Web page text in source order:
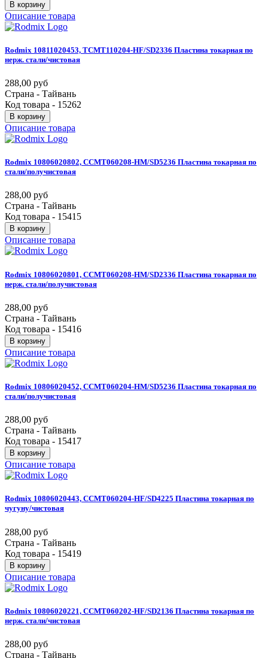
В корзину
Описание товара
Rodmix 10811020453, TCMT110204-HF/SD2336 Пластина токарная по
нерж. стали/чистовая
288,00 руб
Страна - Тайвань
Код товара - 15262
В корзину
Описание товара
Rodmix 10806020802, CCMT060208-HM/SD5236 Пластина токарная по
стали/получистовая
288,00 руб
Страна - Тайвань
Код товара - 15415
В корзину
Описание товара
Rodmix 10806020801, CCMT060208-HM/SD2336 Пластина токарная по
нерж. стали/получистовая
288,00 руб
Страна - Тайвань
Код товара - 15416
В корзину
Описание товара
Rodmix 10806020452, CCMT060204-HM/SD5236 Пластина токарная по
стали/получистовая
288,00 руб
Страна - Тайвань
Код товара - 15417
В корзину
Описание товара
Rodmix 10806020443, CCMT060204-HF/SD4225 Пластина токарная по
чугуну/чистовая
288,00 руб
Страна - Тайвань
Код товара - 15419
В корзину
Описание товара
Rodmix 10806020221, CCMT060202-HF/SD2136 Пластина токарная по
нерж. стали/чистовая
288,00 руб
Страна - Тайвань